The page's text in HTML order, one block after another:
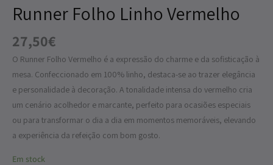
Runner Folho Linho Vermelho
27,50€
O Runner Folho Vermelho é a expressão do charme e da sofisticação à
mesa. Confeccionado em 100% linho, destaca-se ao trazer elegância
e personalidade à decoração. A tonalidade intensa do vermelho cria
um cenário acolhedor e marcante, perfeito para ocasiões especiais
ou para transformar o dia a dia em momentos memoráveis, elevando
a experiência da refeição com bom gosto.
Em stock